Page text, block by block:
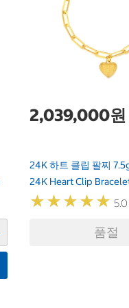
2,039,000원
24K 하트 클립 팔찌
24K Heart Clip
★★★★★
★★★★★ 5.0
품절